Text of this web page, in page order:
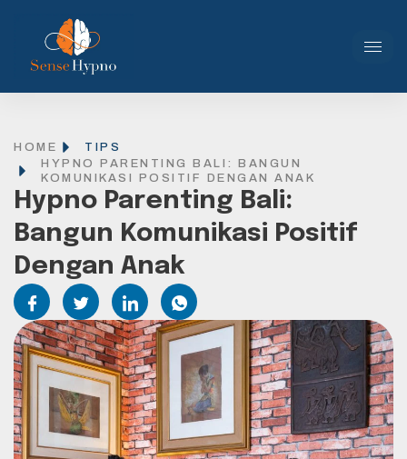
HOME
TIPS
HYPNO PARENTING BALI: BANGUN
KOMUNIKASI POSITIF DENGAN ANAK
Hypno Parenting Bali:
Bangun Komunikasi Positif
Dengan Anak